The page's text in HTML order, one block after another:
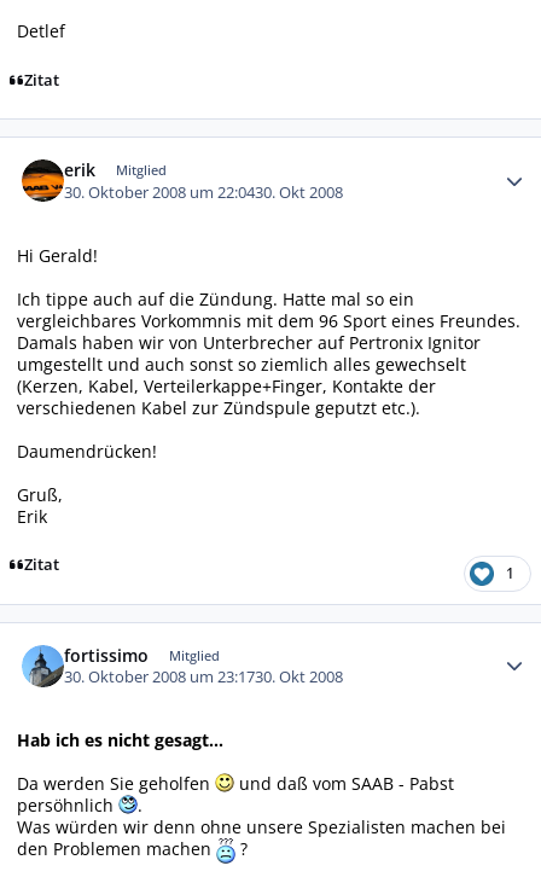
Detlef
Zitat
erik Mitglied
30. Oktober 2008 um 22:0430. Okt 2008
Hi Gerald!
Ich tippe auch auf die Zündung. Hatte mal so ein
vergleichbares Vorkommnis mit dem 96 Sport eines Freundes.
Damals haben wir von Unterbrecher auf Pertronix Ignitor
umgestellt und auch sonst so ziemlich alles gewechselt
(Kerzen, Kabel, Verteilerkappe+Finger, Kontakte der
verschiedenen Kabel zur Zündspule geputzt etc.).
Daumendrücken!
Gruß,
Erik
Zitat 1
fortissimo Mitglied
30. Oktober 2008 um 23:1730. Okt 2008
Hab ich es nicht gesagt...
Da werden Sie geholfen
und daß vom SAAB - Pabst
persöhnlich
.
Was würden wir denn ohne unsere Spezialisten machen bei
den Problemen machen
?